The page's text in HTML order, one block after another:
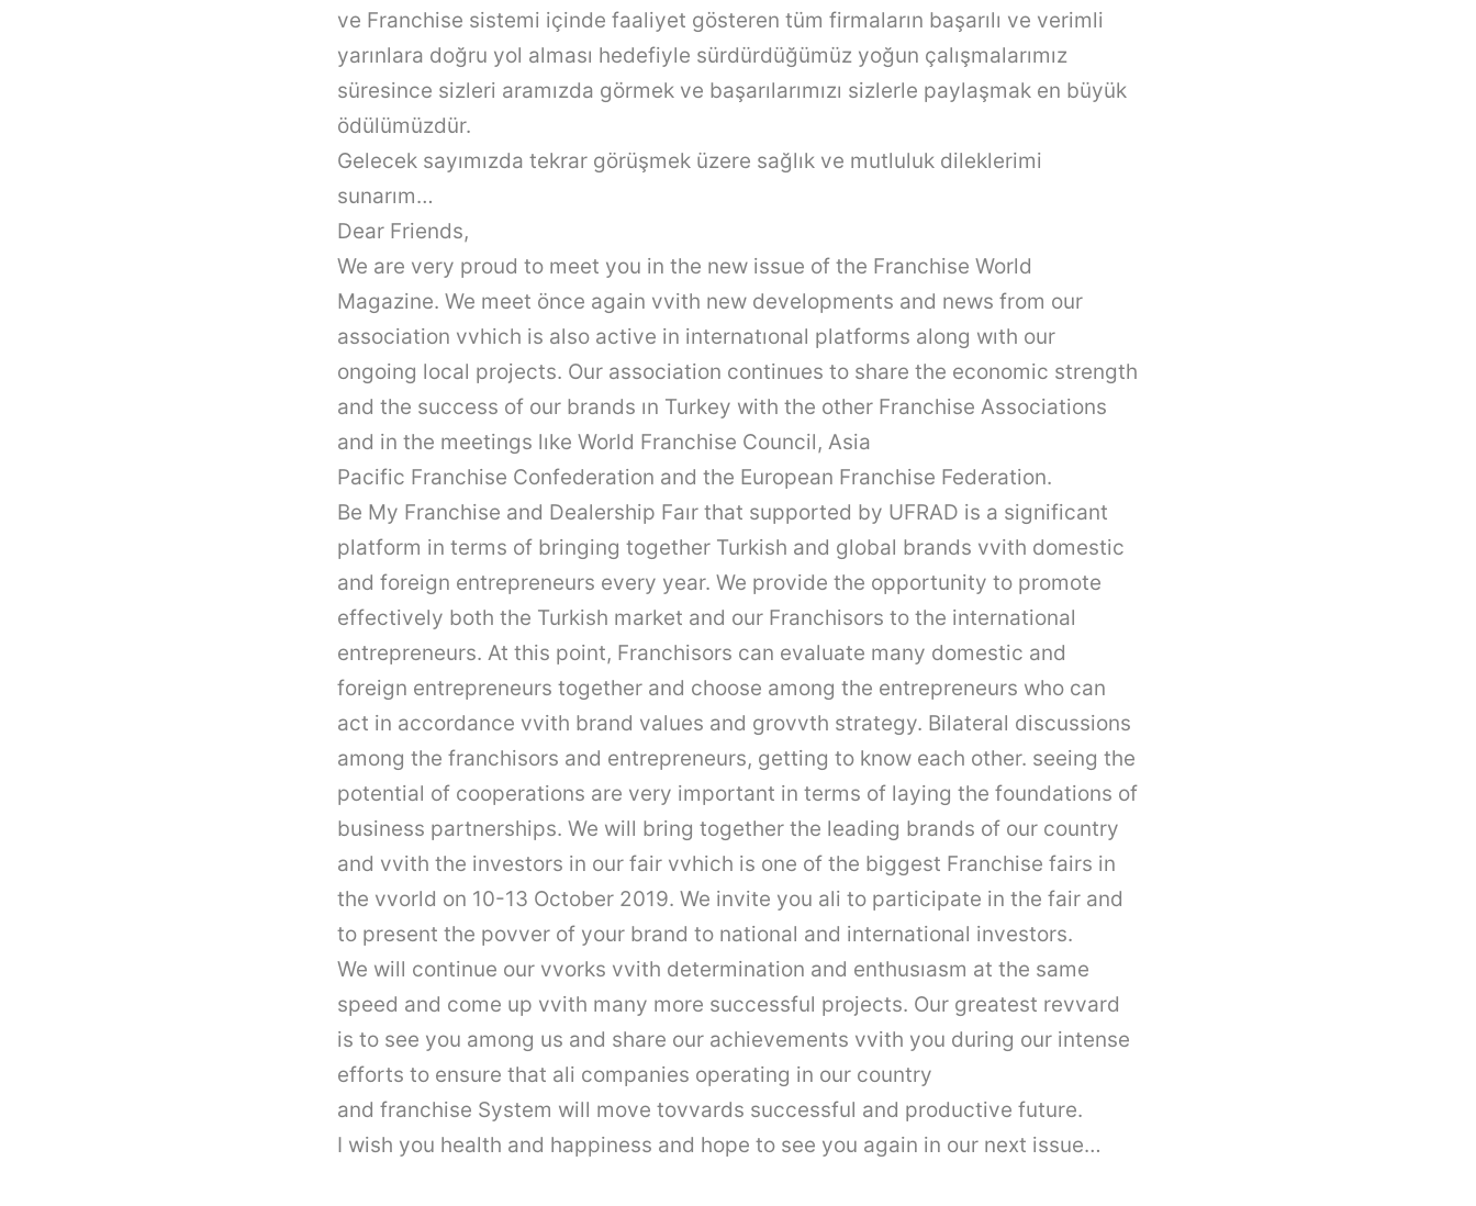
ve Franchise sistemi içinde faaliyet gösteren tüm firmaların başarılı ve verimli
yarınlara doğru yol alması hedefiyle sürdürdüğümüz yoğun çalışmalarımız
süresince sizleri aramızda görmek ve başarılarımızı sizlerle paylaşmak en büyük
ödülümüzdür.
Gelecek sayımızda tekrar görüşmek üzere sağlık ve mutluluk dileklerimi
sunarım…
Dear Friends,
We are very proud to meet you in the new issue of the Franchise World
Magazine. We meet önce again vvith new developments and news from our
association vvhich is also active in internatıonal platforms along wıth our
ongoing local projects. Our association continues to share the economic strength
and the success of our brands ın Turkey with the other Franchise Associations
and in the meetings lıke World Franchise Council, Asia
Pacific Franchise Confederation and the European Franchise Federation.
Be My Franchise and Dealership Faır that supported by UFRAD is a significant
platform in terms of bringing together Turkish and global brands vvith domestic
and foreign entrepreneurs every year. We provide the opportunity to promote
effectively both the Turkish market and our Franchisors to the international
entrepreneurs. At this point, Franchisors can evaluate many domestic and
foreign entrepreneurs together and choose among the entrepreneurs who can
act in accordance vvith brand values and grovvth strategy. Bilateral discussions
among the franchisors and entrepreneurs, getting to know each other. seeing the
potential of cooperations are very important in terms of laying the foundations of
business partnerships. We will bring together the leading brands of our country
and vvith the investors in our fair vvhich is one of the biggest Franchise fairs in
the vvorld on 10-13 October 2019. We invite you ali to participate in the fair and
to present the povver of your brand to national and international investors.
We will continue our vvorks vvith determination and enthusıasm at the same
speed and come up vvith many more successful projects. Our greatest revvard
is to see you among us and share our achievements vvith you during our intense
efforts to ensure that ali companies operating in our country
and franchise System will move tovvards successful and productive future.
I wish you health and happiness and hope to see you again in our next issue…